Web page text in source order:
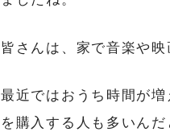
皆さんは、家で音楽や
最近ではおうち時間が
を購入する人も多いん